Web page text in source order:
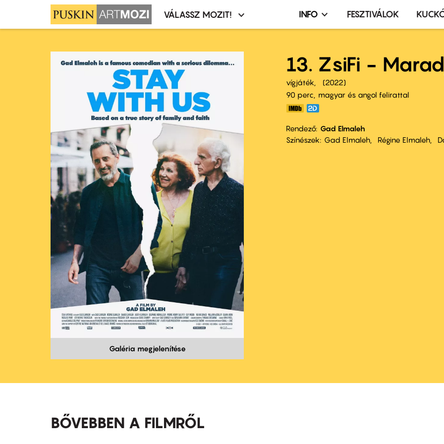
Moziválasztó
VÁLASSZ MOZIT!
Infó,
terembérlés
menü
INFO FESZTIVÁLOK
Galéria megjelenítése
13. ZsiFi -
vígjáték
2022
90 perc,
magyar és angol felirattal
Rendező Gad Elmaleh
Színészek
Gad Elmaleh Régine Elmaleh
BŐVEBBEN A FILMRŐL